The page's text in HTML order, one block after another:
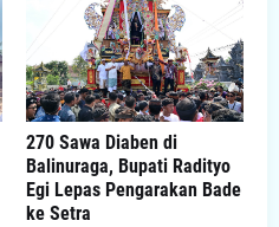
270 Sawa Diaben di
Balinuraga, Bupati Radityo
Egi Lepas Pengarakan Bade
ke Setra